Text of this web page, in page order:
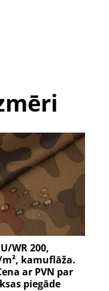
WR 200,
kamuflāža.
ar PVN par
piegāde